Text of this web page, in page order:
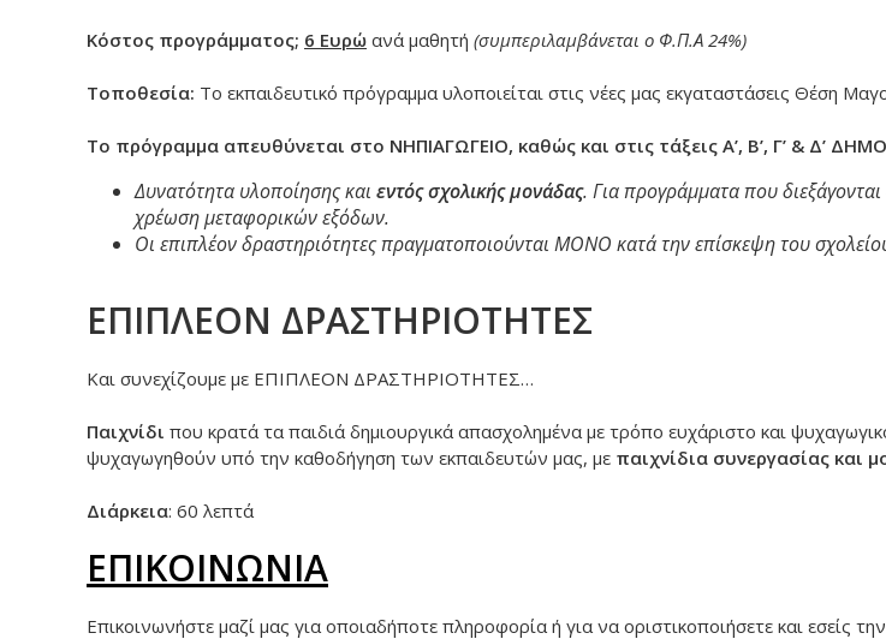
Κόστος προγράμματος; 6 Ευρώ ανά μαθητή (συμπεριλαμβάνεται ο Φ.Π.Α 24%)
Τοποθεσία: Το εκπαιδευτικό πρόγραμμα υλοποιείται στις νέες μας εκγαταστάσεις Θέση
Το πρόγραμμα απευθύνεται στο ΝΗΠΙΑΓΩΓΕΙΟ, καθώς και στις τάξεις Α’, Β’, Γ’ & Δ’
Δυνατότητα υλοποίησης και εντός σχολικής μονάδας. Για προγράμματα που
χρέωση μεταφορικών εξόδων.
Οι επιπλέον δραστηριότητες πραγματοποιούνται ΜΟΝΟ κατά την επίσκεψη του
ΕΠΙΠΛΕΟΝ ΔΡΑΣΤΗΡΙΟΤΗΤΕΣ
Και συνεχίζουμε με ΕΠΙΠΛΕΟΝ ΔΡΑΣΤΗΡΙΟΤΗΤΕΣ…
Παιχνίδι που κρατά τα παιδιά δημιουργικά απασχολημένα με τρόπο ευχάριστο και
ψυχαγωγηθούν υπό την καθοδήγηση των εκπαιδευτών μας, με παιχνίδια συνεργασίας και
Διάρκεια: 60 λεπτά
ΕΠΙΚΟΙΝΩΝΙΑ
Επικοινωνήστε μαζί μας για οποιαδήποτε πληροφορία ή για να οριστικοποιήσετε και εσείς